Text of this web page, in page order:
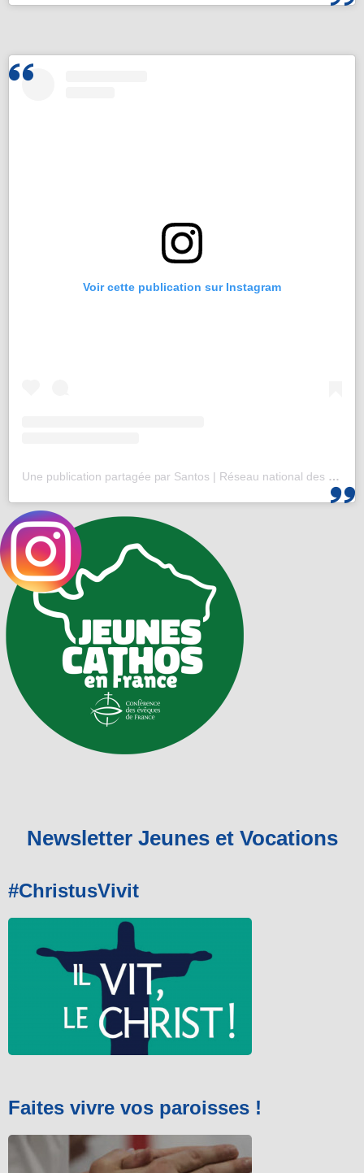
Voir cette publication sur Instagram
Une publication partagée par Santos | Réseau national des 25-35 (@santos_cef)
Newsletter Jeunes et Vocations
#ChristusVivit
Faites vivre vos paroisses !